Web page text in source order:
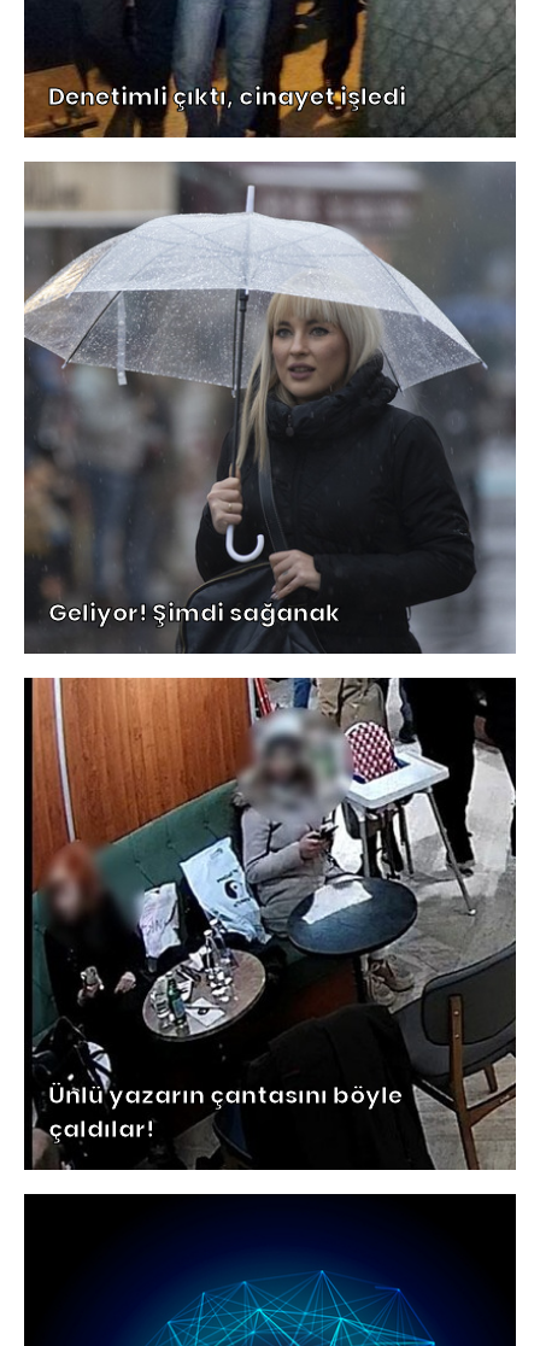
Denetimli çıktı, cinayet işledi
Geliyor! Şimdi sağanak
Ünlü yazarın çantasını böyle
çaldılar!